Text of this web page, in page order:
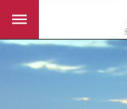
跳到主要內容區塊